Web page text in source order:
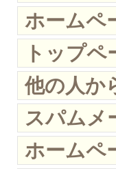
ホームペ
トップ
他の人か
スパムメ
ホームペ